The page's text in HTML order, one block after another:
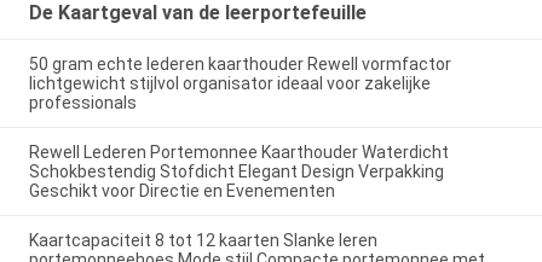
De Kaartgeval van de leerportefeuille
50 gram echte lederen kaarthouder Rewell vormfactor
lichtgewicht stijlvol organisator ideaal voor zakelijke
professionals
Rewell Lederen Portemonnee Kaarthouder Waterdicht
Schokbestendig Stofdicht Elegant Design Verpakking
Geschikt voor Directie en Evenementen
Kaartcapaciteit 8 tot 12 kaarten Slanke leren